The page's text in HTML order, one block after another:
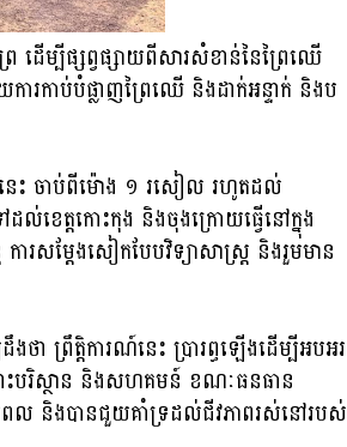
ដើម្បីផ្សព្វផ្សាយពីសារសំខាន់នៃព្រៃឈើ
រកាប់បំផ្លាញព្រៃឈើ និងដាក់អន្ទាក់ និងប
នេះ ចាប់ពីម៉ោង ១ រសៀល រហូតដល់
េត្តកោះកុង និងចុងក្រោយធ្វើនៅក្នុង
ារសម្ដែងសៀកបែបវិទ្យាសាស្ត្រ និងរួមមាន
ថា ព្រឹត្តិការណ៍នេះ ប្រារព្ធឡើងដើម្បីអបអរ
ោះបរិស្ថាន និងសហគមន៍ ខណៈធនធាន
មពល និងបានជួយគាំទ្រដល់ជីវភាពរស់នៅរបស់